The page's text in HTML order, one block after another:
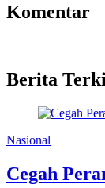
Komentar
Berita
Nasional
Cegah